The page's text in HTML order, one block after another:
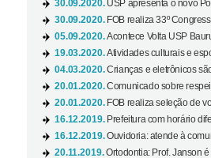
30.09.2020. USP apresenta o novo
30.09.2020. FOB realiza 33º
05.09.2020.Acontece Volta USP
19.03.2020.Atividades culturais e
04.03.2020.Crianças e eletrônicos
20.01.2020.Comunicado sobre
20.01.2020. FOB realiza seleção de
16.12.2019. Prefeitura com horário
16.12.2019.Ouvidoria: atende à
20.11.2019.Ortodontia: Prof. Janson